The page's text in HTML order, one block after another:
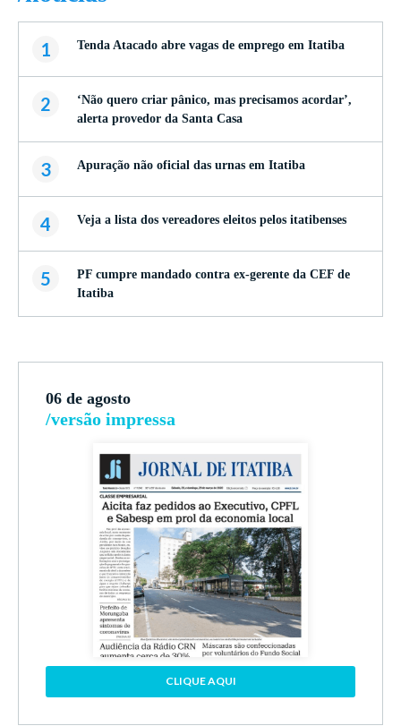
1 Tenda Atacado abre vagas de emprego em Itatiba
2
‘Não quero criar pânico, mas precisamos acordar’,
alerta provedor da Santa Casa
3 Apuração não oficial das urnas em Itatiba
4 Veja a lista dos vereadores eleitos pelos itatibenses
5
PF cumpre mandado contra ex-gerente da CEF de
Itatiba
06 de agosto
/versão impressa
CLIQUE AQUI